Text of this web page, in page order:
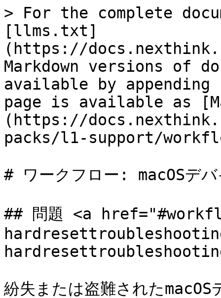
> For the complete
[llms.txt]
(https://
Markdown versions of
available by
page is available as
(https://
packs/l1-support/
# ワークフロー: macOSデ
## 問題 <a
紛失または盗難された